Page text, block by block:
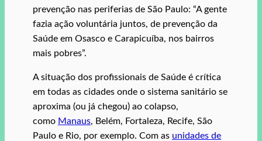
prevenção nas periferias de São Paulo: “A gente
fazia ação voluntária juntos, de prevenção da
Saúde em Osasco e Carapicuíba, nos bairros
mais pobres”.
A situação dos profissionais de Saúde é crítica
em todas as cidades onde o sistema sanitário se
aproxima (ou já chegou) ao colapso,
como Manaus, Belém, Fortaleza, Recife, São
Paulo e Rio, por exemplo. Com as unidades de